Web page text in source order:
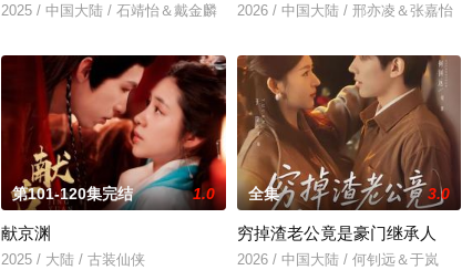
2025 / 中国大陆 / 石靖怡＆戴金麟 2026 / 中国大陆 / 邢亦凌＆张嘉怡
第101-120集完结 1.0
献京渊
2025 / 大陆 / 古装仙侠
全集 3.0
穷掉渣老公竟是豪门继承人
2026 / 中国大陆 / 何钊远＆于岚